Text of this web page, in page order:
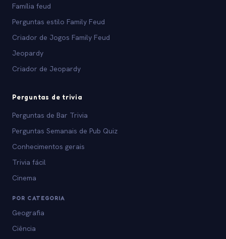
Família feud
Perguntas estilo Family Feud
Criador de Jogos Family Feud
Jeopardy
Criador de Jeopardy
Perguntas de trivia
Perguntas de Bar Trivia
Perguntas Semanais de Pub Quiz
Conhecimentos gerais
Trivia fácil
Cinema
POR CATEGORIA
Geografia
Ciência